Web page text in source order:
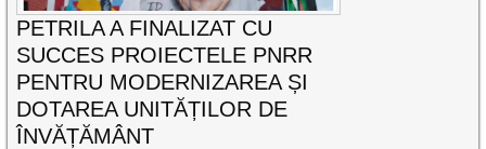
PETRILA A FINALIZAT CU
SUCCES PROIECTELE PNRR
PENTRU MODERNIZAREA ȘI
DOTAREA UNITĂȚILOR DE
ÎNVĂȚĂMÂNT